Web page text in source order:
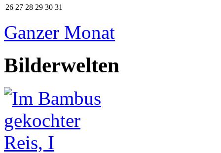
26 27 28 29 30 31
Ganzer Monat
Bilderwelten